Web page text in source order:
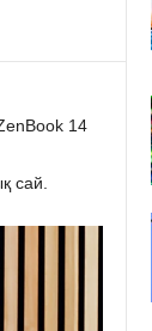
14
сай.